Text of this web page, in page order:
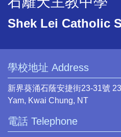
Shek Lei Catholic
學校地址 Address
新界葵涌石蔭安捷街23-31號
Yam, Kwai Chung, NT
電話 Telephone